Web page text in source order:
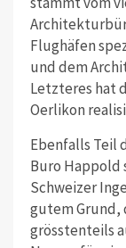
Flughäfen
und dem
Letzteres hat
Oerlikon
Ebenfalls Teil
Buro Happold
Schweizer
gutem Grund,
grösstenteils